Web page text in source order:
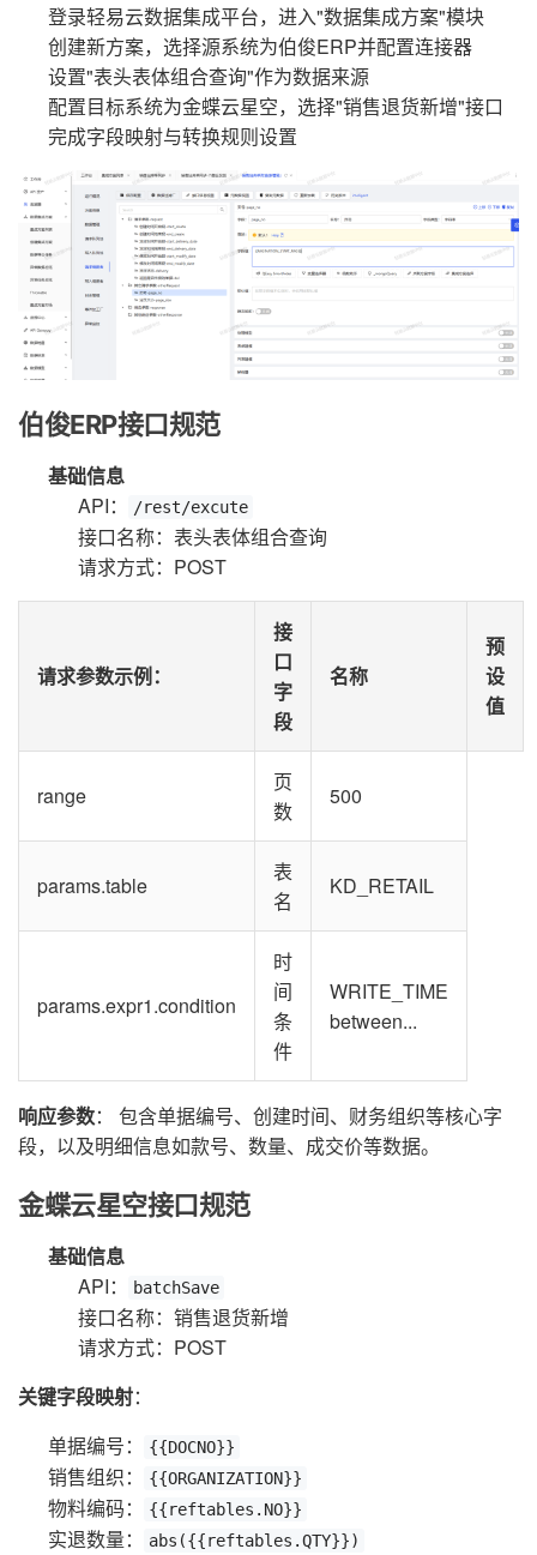
登录轻易云数据集成平台，进入"数据集成方案"模块
创建新方案，选择源系统为伯俊ERP并配置连接器
设置"表头表体组合查询"作为数据来源
配置目标系统为金蝶云星空，选择"销售退货新增"接口
完成字段映射与转换规则设置
伯俊ERP接口规范
基础信息
API：
/rest/excute
接口名称：表头表体组合查询
请求方式：POST
请求参数示例：
接
口
字
段
名称
预
设
值
range
页
数
500
params.table
表
名
KD_RETAIL
params.expr1.condition
时
间
条
件
WRITE_TIME
between...
响应参数： 包含单据编号、创建时间、财务组织等核心字
段，以及明细信息如款号、数量、成交价等数据。
金蝶云星空接口规范
基础信息
API：
batchSave
接口名称：销售退货新增
请求方式：POST
关键字段映射：
单据编号：
{{DOCNO}}
销售组织： {{ORGANIZATION}}
物料编码： {{reftables.NO}}
实退数量： abs({{reftables.QTY}})